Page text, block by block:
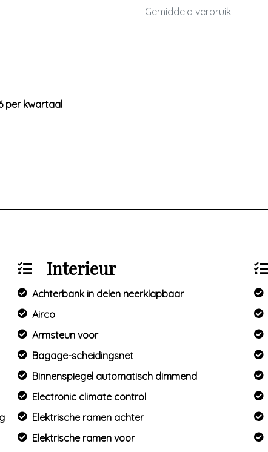
per kwartaal
Gemiddeld verbruik
Interieur
Achterbank in delen neerklapbaar
Airco
Armsteun voor
Bagage-scheidingsnet
Binnenspiegel automatisch dimmend
Electronic climate control
Elektrische ramen achter
Elektrische ramen voor